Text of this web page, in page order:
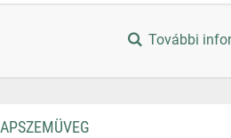
További